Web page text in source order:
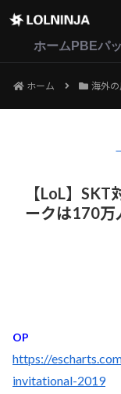
ホーム PBEパ
ホーム 海外
【LoL】
ークは170万
OP
https://
invitational-2019